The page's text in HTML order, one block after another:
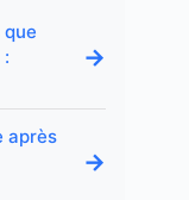
→
après
→